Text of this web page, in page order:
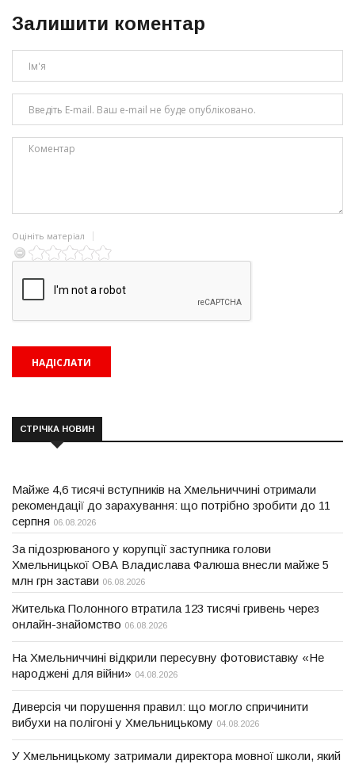
Залишити коментар
Оцініть матеріал
СТРІЧКА НОВИН
Майже 4,6 тисячі вступників на Хмельниччині отримали
рекомендації до зарахування: що потрібно зробити до 11
серпня 06.08.2026
За підозрюваного у корупції заступника голови
Хмельницької ОВА Владислава Фалюша внесли майже 5
млн грн застави 06.08.2026
Жителька Полонного втратила 123 тисячі гривень через
онлайн-знайомство 06.08.2026
На Хмельниччині відкрили пересувну фотовиставку «Не
народжені для війни» 04.08.2026
Диверсія чи порушення правил: що могло спричинити
вибухи на полігоні у Хмельницькому 04.08.2026
У Хмельницькому затримали директора мовної школи, який